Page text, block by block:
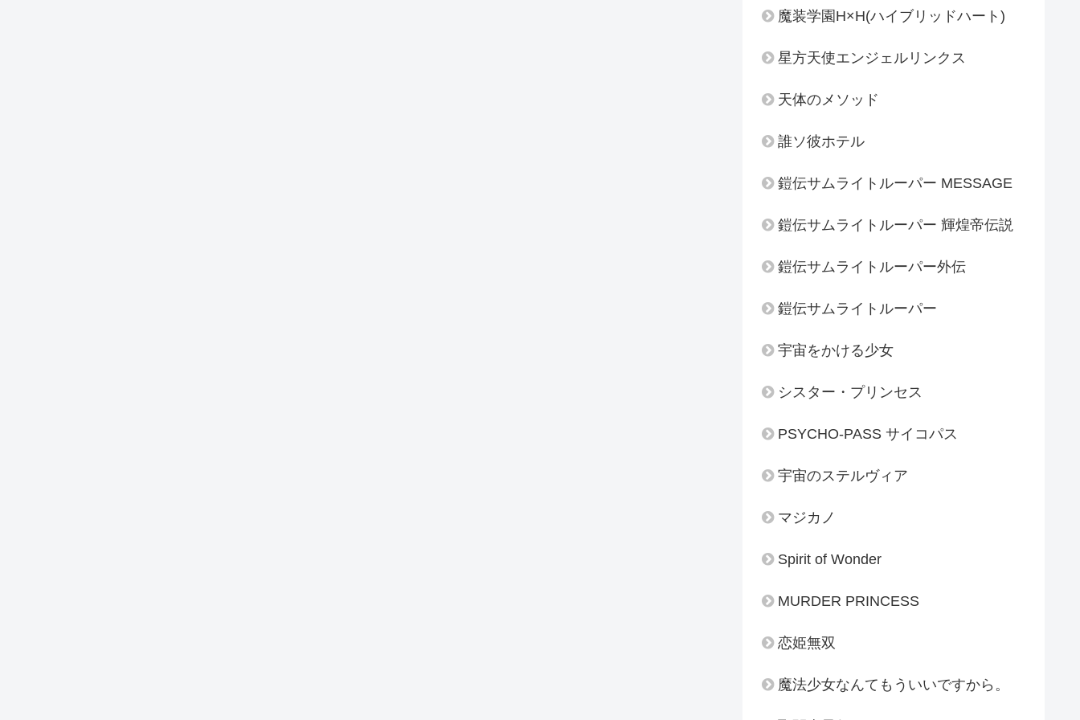
魔装学園H×H(ハイブリッドハート)
星方天使エンジェルリンクス
天体のメソッド
誰ソ彼ホテル
鎧伝サムライトルーパー MESSAGE
鎧伝サムライトルーパー 輝煌帝伝説
鎧伝サムライトルーパー外伝
鎧伝サムライトルーパー
宇宙をかける少女
シスター・プリンセス
PSYCHO-PASS サイコパス
宇宙のステルヴィア
マジカノ
Spirit of Wonder
MURDER PRINCESS
恋姫無双
魔法少女なんてもういいですから。